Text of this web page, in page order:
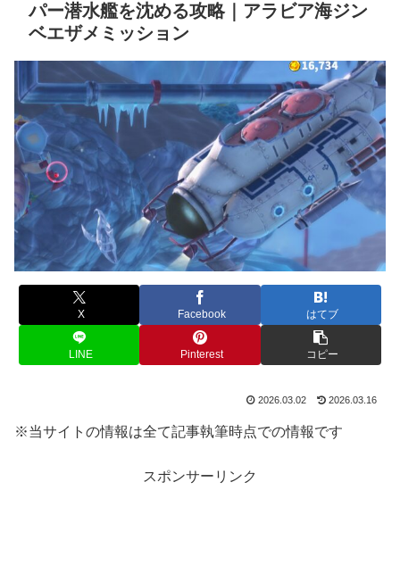
パー潜水艦を沈める攻略｜アラビア海ジン
ベエザメミッション
X Facebook はてブ
LINE Pinterest コピー
2026.03.02 2026.03.16
※当サイトの情報は全て記事執筆時点での情報です
スポンサーリンク